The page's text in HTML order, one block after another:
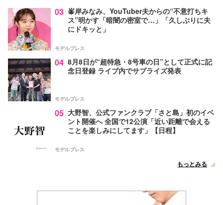
03 峯岸みなみ、YouTuber夫からの“不意打ちキ
ス”明かす「暗闇の密室で…」「久しぶりに夫
にドキッと」
モデルプレス
04 8月8日が“超特急・8号車の日”として正式に記
念日登録 ライブ内でサプライズ発表
モデルプレス
05 大野智、公式ファンクラブ「さと島」初のイベ
ント開催へ 全国で12公演「近い距離で会える
ことを楽しみにしてます」【日程】
モデルプレス
もっとみる